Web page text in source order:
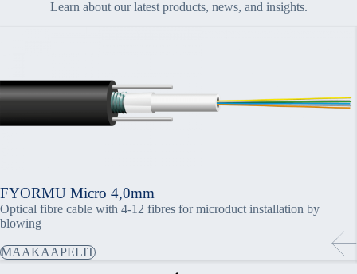
Learn about our latest products, news, and insights.
MAAKAAPELIT
FYORMU Micro 4,0mm
Optical fibre cable with 4-12 fibres for microduct installation by
blowing